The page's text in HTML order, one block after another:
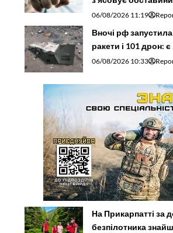
06/08/2026 11:19
Вночі рф запустила
ракети і 101 дрон:
06/08/2026 10:33
На Прикарпатті за
безпілотника